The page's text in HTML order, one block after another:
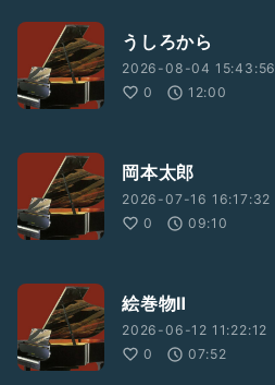
うしろから
2026-08-04 15:43:56
0
12:00
岡本太郎
2026-07-16 16:17:32
0
09:10
絵巻物Ⅱ
2026-06-12 11:22:12
0
07:52